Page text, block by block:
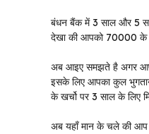
बंधन बैंक में 3 साल और 5
देखा की आपको 70000 के
अब आइए समझते है अगर आप
इसके लिए आपका कुल
के खर्चो पर 3 साल के लिए
अब यहाँ मान के चले की आप